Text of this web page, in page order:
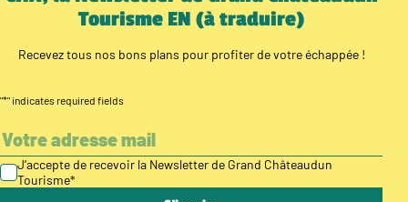
Tourisme EN (à traduire)
Recevez tous nos bons plans pour profiter de votre échappée !
"*" indicates required fields
J’accepte de recevoir la Newsletter de Grand Châteaudun
Tourisme*